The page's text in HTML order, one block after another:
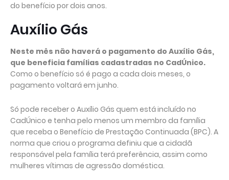
do benefício por dois anos.
Auxílio Gás
Neste mês não haverá o pagamento do Auxílio Gás,
que beneficia famílias cadastradas no CadÚnico.
Como o benefício só é pago a cada dois meses, o
pagamento voltará em junho.
Só pode receber o Auxílio Gás quem está incluído no
CadÚnico e tenha pelo menos um membro da família
que receba o Benefício de Prestação Continuada (BPC). A
norma que criou o programa definiu que a cidadã
responsável pela família terá preferência, assim como
mulheres vítimas de agressão doméstica.